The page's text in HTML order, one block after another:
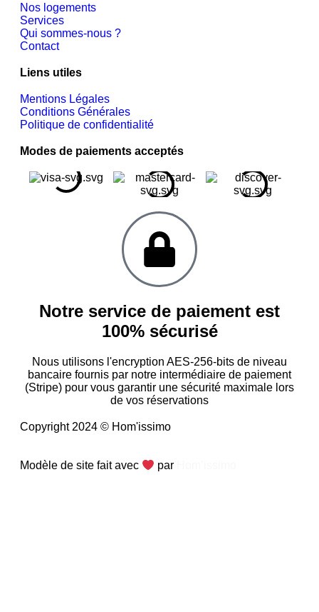
Nos logements
Services
Qui sommes-nous ?
Contact
Liens utiles
Mentions Légales
Conditions Générales
Politique de confidentialité
Modes de paiements acceptés
Notre service de paiement est
100% sécurisé
Nous utilisons l'encryption AES-256-bits de niveau
bancaire fournis par notre intermédiaire de paiement
(Stripe) pour vous garantir une sécurité maximale lors
de vos réservations
Copyright 2024 © Hom'issimo
Modèle de site fait avec par